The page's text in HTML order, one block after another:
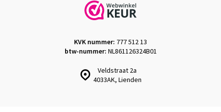
Veldstraat 2a
4033AK, Lienden
KVK nummer: 777 512 13
btw-nummer: NL861126324B01